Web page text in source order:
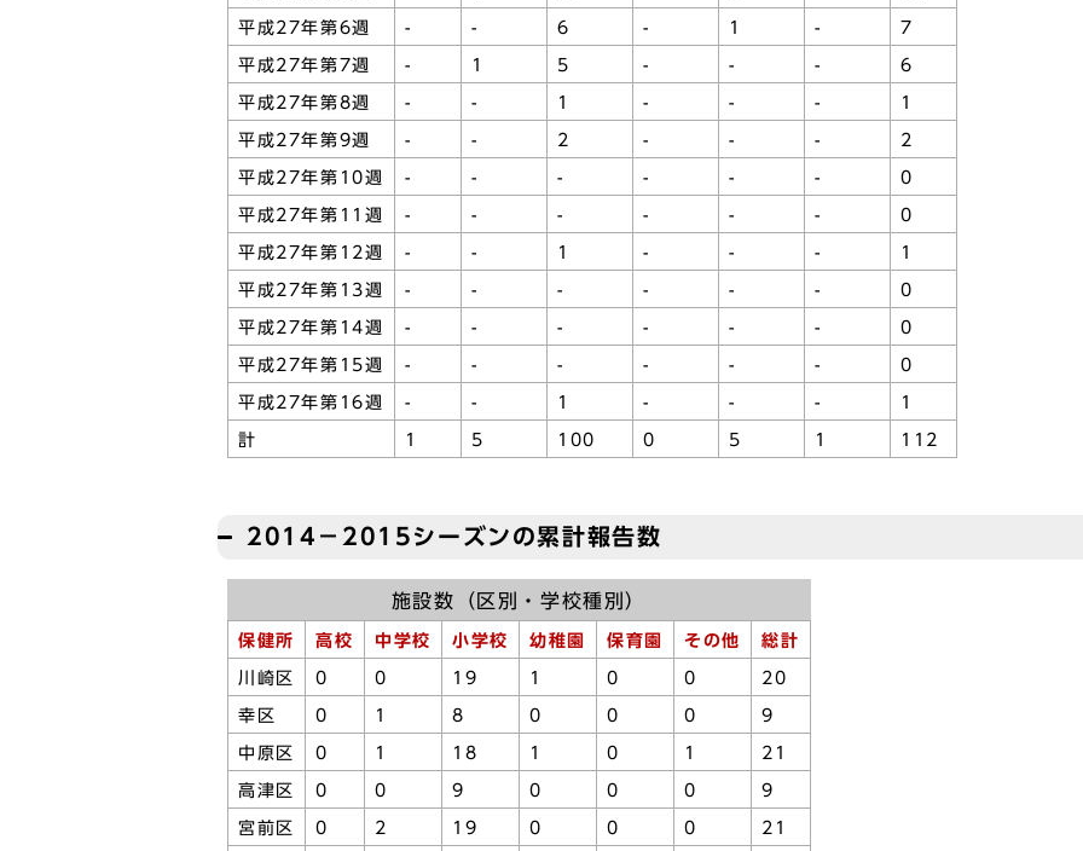
平成27年第6週 - - 6 - 1 - 7
平成27年第7週 - 1 5 - - - 6
平成27年第8週 - - 1 - - - 1
平成27年第9週 - - 2 - - - 2
平成27年第10週 - - - - - - 0
平成27年第11週 - - - - - - 0
平成27年第12週 - - 1 - - - 1
平成27年第13週 - - - - - - 0
平成27年第14週 - - - - - - 0
平成27年第15週 - - - - - - 0
平成27年第16週 - - 1 - - - 1
計 1 5 100 0 5 1 112
2014－2015シーズンの累計報告数
施設数（区別・学校種別）
保健所 高校 中学校 小学校 幼稚園 保育園 その他 総計
川崎区 0 0 19 1 0 0 20
幸区 0 1 8 0 0 0 9
中原区 0 1 18 1 0 1 21
高津区 0 0 9 0 0 0 9
宮前区 0 2 19 0 0 0 21